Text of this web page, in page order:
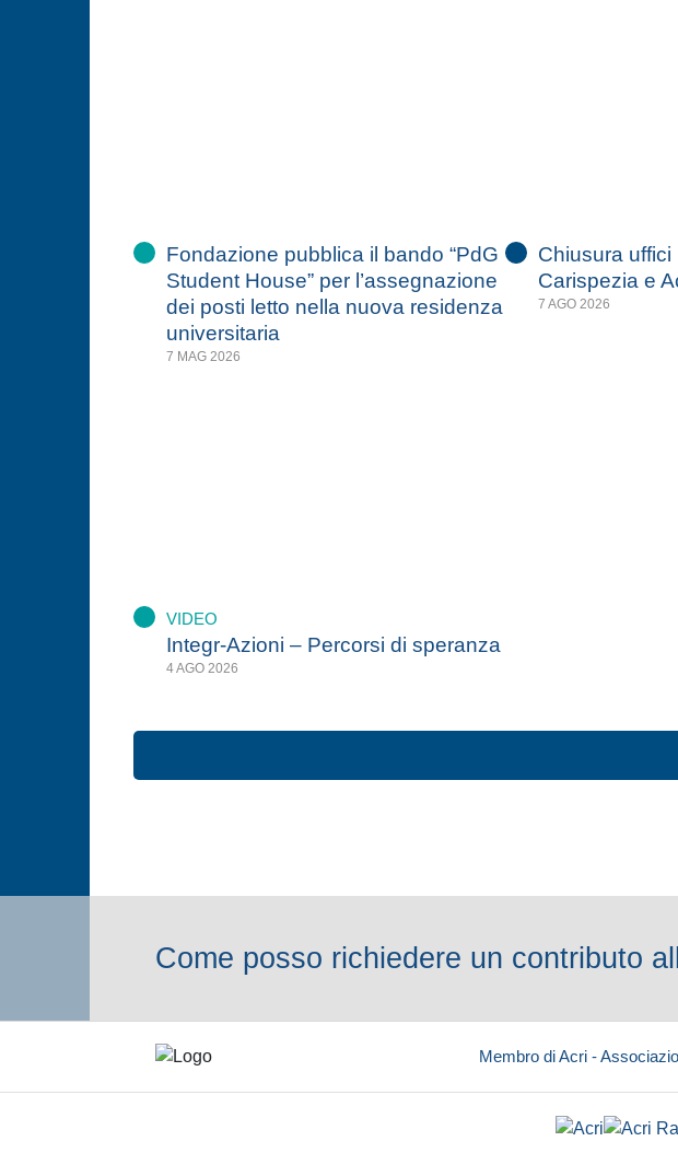
Fondazione pubblica il bando “PdG
Student House” per l’assegnazione
dei posti letto nella nuova residenza
universitaria
7 MAG 2026
Chiusura
Carispezia e
7 AGO 2026
VIDEO
Integr-Azioni – Percorsi di speranza
4 AGO 2026
Come posso richiedere un contributo
Membro di Acri -